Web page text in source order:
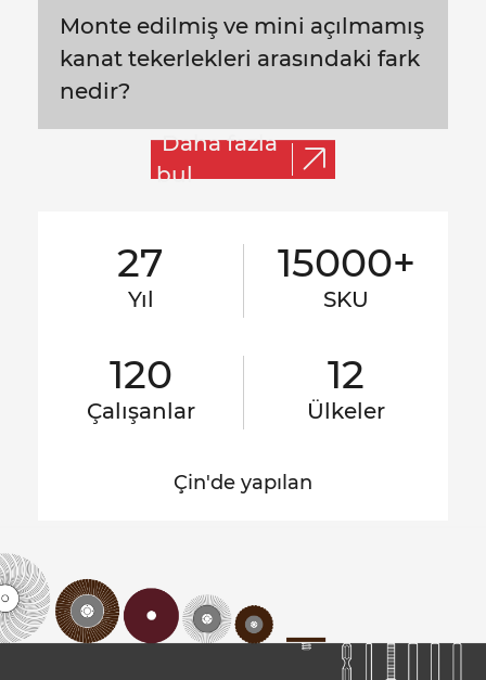
27
Yıl
15000+
SKU
120
Çalışanlar
12
Ülkeler
Çin'de yapılan
Monte edilmiş ve mini açılmamış
kanat tekerlekleri arasındaki fark
nedir?
Daha fazla
bul